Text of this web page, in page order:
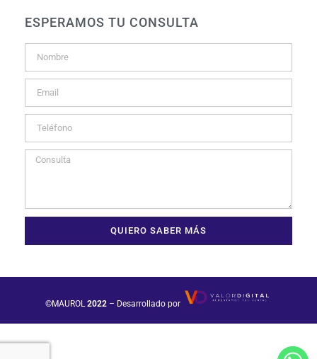
ESPERAMOS TU CONSULTA
QUIERO SABER MÁS
©MAUROL 2022 – Desarrollado por